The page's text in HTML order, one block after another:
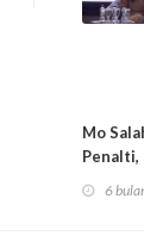
Mo
Penalti,
6